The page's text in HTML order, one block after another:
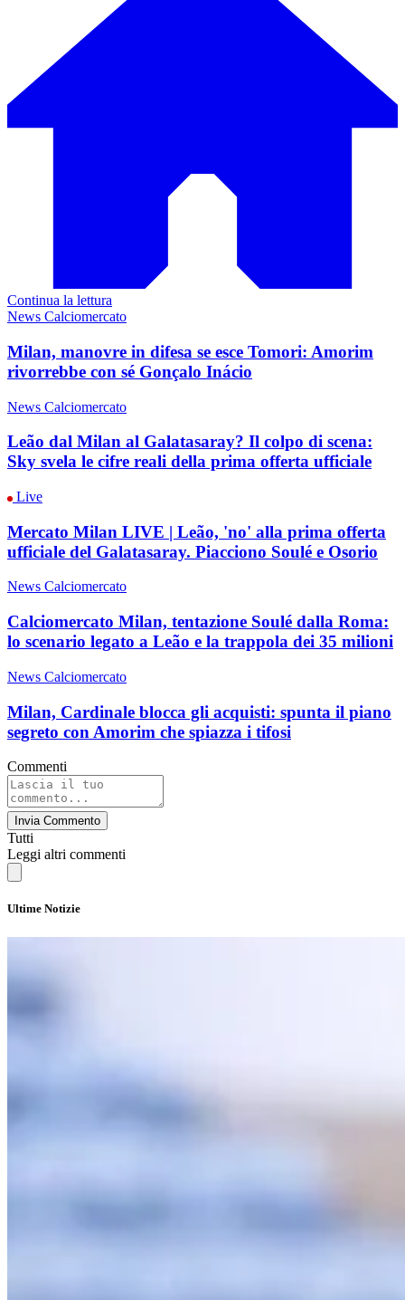
Continua la lettura
News Calciomercato
Milan, manovre in difesa se esce Tomori: Amorim
rivorrebbe con sé Gonçalo Inácio
News Calciomercato
Leão dal Milan al Galatasaray? Il colpo di scena:
Sky svela le cifre reali della prima offerta ufficiale
Live
Mercato Milan LIVE | Leão, 'no' alla prima offerta
ufficiale del Galatasaray. Piacciono Soulé e Osorio
News Calciomercato
Calciomercato Milan, tentazione Soulé dalla Roma:
lo scenario legato a Leão e la trappola dei 35 milioni
News Calciomercato
Milan, Cardinale blocca gli acquisti: spunta il piano
segreto con Amorim che spiazza i tifosi
Commenti
Invia Commento
Tutti
Leggi altri commenti
Ultime Notizie